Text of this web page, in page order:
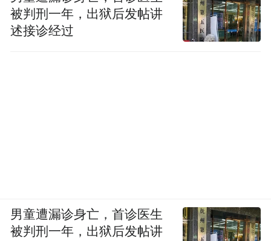
被判刑一年，出狱后发帖讲
述接诊经过
男童遭漏诊身亡，首诊医生
被判刑一年，出狱后发帖讲